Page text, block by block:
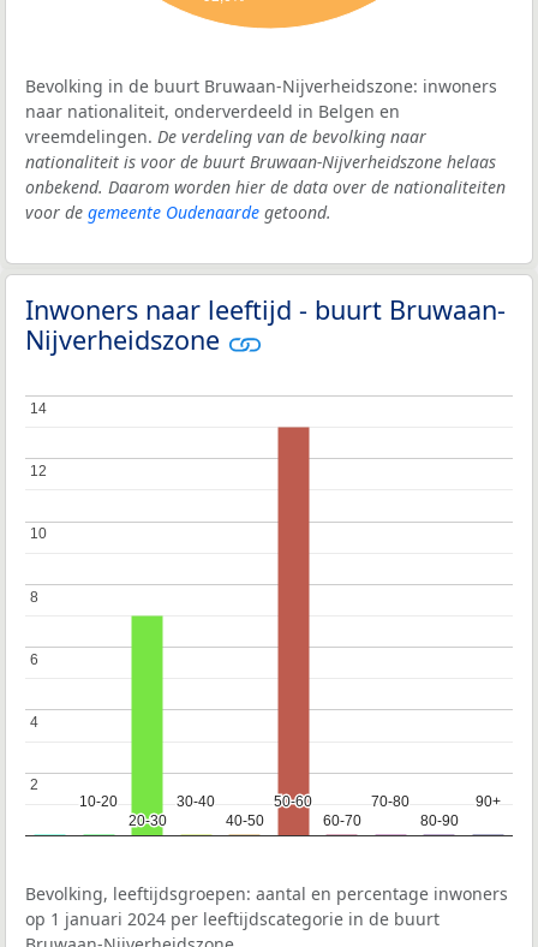
Bevolking in de buurt Bruwaan-Nijverheidszone: inwoners
naar nationaliteit, onderverdeeld in Belgen en
vreemdelingen. De verdeling van de bevolking naar
nationaliteit is voor de buurt Bruwaan-Nijverheidszone helaas
onbekend. Daarom worden hier de data over de nationaliteiten
voor de gemeente Oudenaarde getoond.
Inwoners naar leeftijd - buurt Bruwaan-
Nijverheidszone
10-20
10-20
20-30
20-30
30-40
30-40
40-50
40-50
50-60
50-60
60-70
60-70
70-80
70-80
80-90
80-90
90+
90+
2
2
4
4
6
6
8
8
10
10
12
12
14
14
Bevolking, leeftijdsgroepen: aantal en percentage inwoners
op 1 januari 2024 per leeftijdscategorie in de buurt